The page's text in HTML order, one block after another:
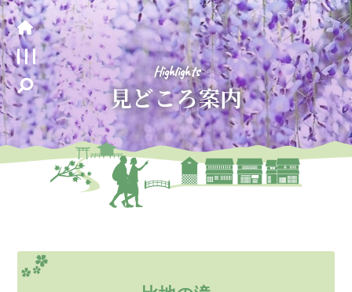
Highlights
見どころ案内